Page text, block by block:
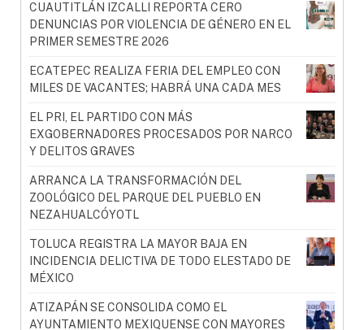
CUAUTITLÁN IZCALLI REPORTA CERO
DENUNCIAS POR VIOLENCIA DE GÉNERO EN EL
PRIMER SEMESTRE 2026
ECATEPEC REALIZA FERIA DEL EMPLEO CON
MILES DE VACANTES; HABRÁ UNA CADA MES
EL PRI, EL PARTIDO CON MÁS
EXGOBERNADORES PROCESADOS POR NARCO
Y DELITOS GRAVES
ARRANCA LA TRANSFORMACIÓN DEL
ZOOLÓGICO DEL PARQUE DEL PUEBLO EN
NEZAHUALCÓYOTL
TOLUCA REGISTRA LA MAYOR BAJA EN
INCIDENCIA DELICTIVA DE TODO ELESTADO DE
MÉXICO
ATIZAPÁN SE CONSOLIDA COMO EL
AYUNTAMIENTO MEXIQUENSE CON MAYORES